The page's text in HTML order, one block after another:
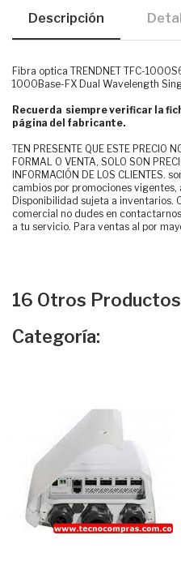
Descripción
Fibra optica TRENDNET TFC-
1000Base-FX Dual Wavelength
Recuerda siempre verificar la
página del fabricante.
TEN PRESENTE QUE ESTE PRECIO
FORMAL O VENTA, SOLO SON
INFORMACIÓN DE LOS CLIENTES.
cambios por promociones
Disponibilidad sujeta a inventarios.
comercial no dudes en
a tu servicio. Para ventas al por
16 Otros
Categoría: